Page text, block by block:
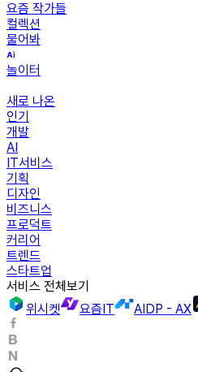
요즘 작가들
컬렉션
물어봐
놀이터
새로 나온
인기
개발
AI
IT서비스
기획
디자인
비즈니스
프로덕트
커리어
트렌드
스타트업
서비스 전체보기
위시켓
요즘IT AIDP - AX